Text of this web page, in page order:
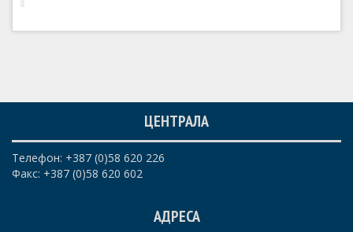
ЦЕНТРАЛА
Телефон: +387 (0)58 620 226
Факс: +387 (0)58 620 602
АДРЕСА